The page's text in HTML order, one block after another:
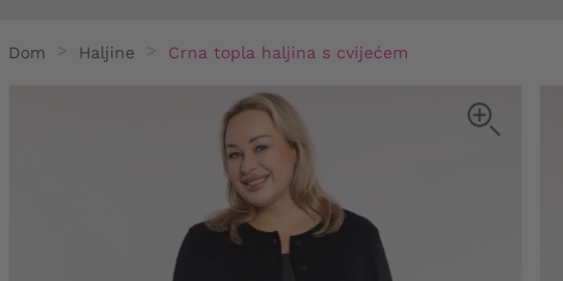
Dom Haljine Crna topla haljina s cvijećem